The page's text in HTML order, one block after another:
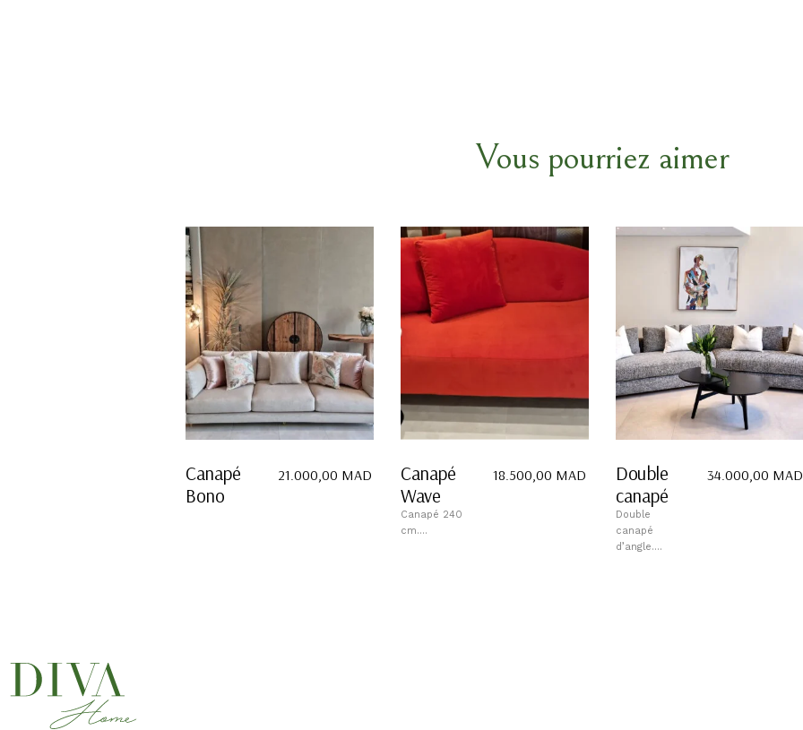
Vous pourriez aimer
Canapé
Bono
21.000,00 MAD
Canapé
Wave
Canapé 240
cm....
18.500,00 MAD
Double
canapé
Double
canapé
d’angle....
34.000,00 MAD